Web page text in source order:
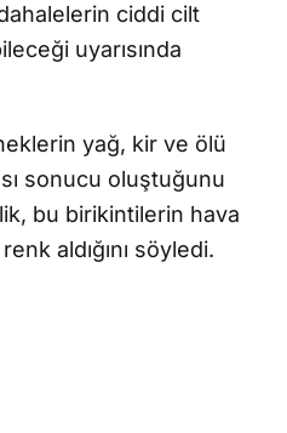
ciddi cilt
uyarısında
yağ, kir ve ölü
sonucu oluştuğunu
bu birikintilerin hava
aldığını söyledi.